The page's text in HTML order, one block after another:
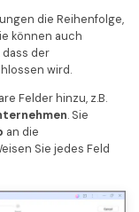
die Reihenfolge,
können auch
der
wird.
Felder hinzu, z.B.
. Sie
an die
Sie jedes Feld